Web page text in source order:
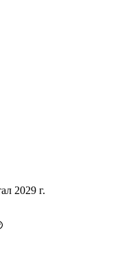
2029 г.